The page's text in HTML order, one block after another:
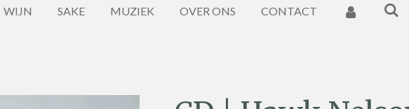
WIJN SAKE MUZIEK OVER ONS CONTACT